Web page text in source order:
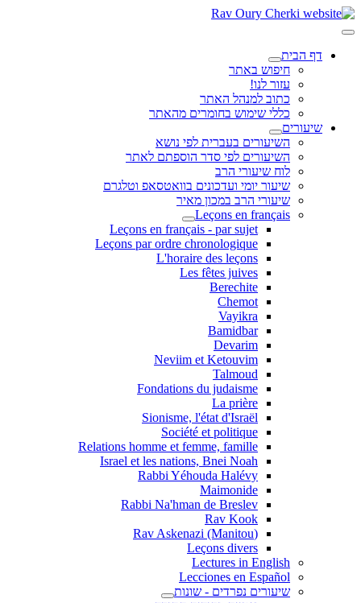
דף הבית
חיפוש באתר
עזור לנו!
כתוב למנהל האתר
כללי שימוש בחומרים מהאתר
שיעורים
השיעורים בעברית לפי נושא
השיעורים לפי סדר הוספתם לאתר
לוח שיעורי הרב
שיעור יומי ועדכונים בוואטסאפ וטלגרם
שיעורי הרב במכון מאיר
Leçons en français
Leçons en français - par sujet
Leçons par ordre chronologique
L'horaire des leçons
Les fêtes juives
Berechite
Chemot
Vayikra
Bamidbar
Devarim
Neviim et Ketouvim
Talmoud
Fondations du judaisme
La prière
Sionisme, l'état d'Israël
Société et politique
Relations homme et femme, famille
Israel et les nations, Bnei Noah
Rabbi Yéhouda Halévy
Maimonide
Rabbi Na'hman de Breslev
Rav Kook
(Rav Askenazi (Manitou
Leçons divers
Lectures in English
Lecciones en Español
שיעורים נפרדים - שונות